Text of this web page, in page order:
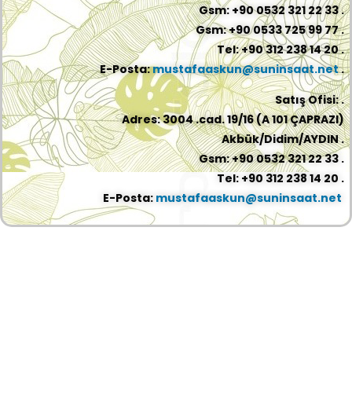
Gsm: +90 0532 321 22 33 .
Gsm: +90 0533 725 99 77 .
Tel: +90 312 238 14 20 .
E-Posta:mustafaaskun@suninsaat.net.
Satış Ofisi: .
Adres: 3004 .cad. 19/16 (A 101 ÇAPRAZI)
Akbük/Didim/AYDIN .
Gsm: +90 0532 321 22 33 .
Tel: +90 312 238 14 20 .
E-Posta: mustafaaskun@suninsaat.net